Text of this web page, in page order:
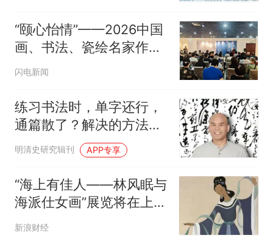
“颐心怡情”——2026中国
画、书法、瓷绘名家作品
邀请展在山东省老干部活
闪电新闻
练习书法时，单字还行，
通篇散了？解决的方法在
这本书里！
明清史研究辑刊 APP专享
“海上有佳人——林风眠与
海派仕女画”展览将在上海
中国画院美术馆举行
新浪财经